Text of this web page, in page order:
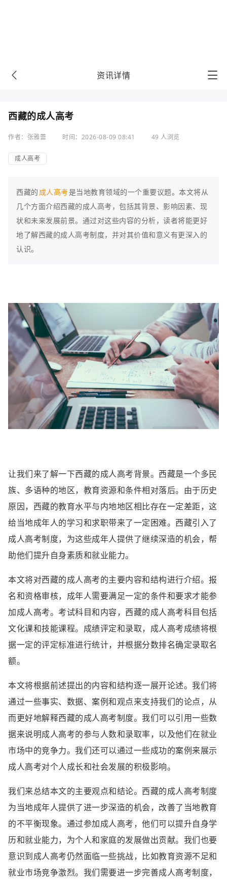
资讯详情
西藏的成人高考
作者：张雅蕾 时间：2026-08-09 08:41 49 人浏览
成人高考
西藏的 成人高考是当地教育领域的一个重要议题。本文将从
几个方面介绍西藏的成人高考，包括其背景、影响因素、现
状和未来发展前景。通过对这些内容的分析，读者将能更好
地了解西藏的成人高考制度，并对其价值和意义有更深入的
认识。
让我们来了解一下西藏的成人高考背景。西藏是一个多民
族、多语种的地区，教育资源和条件相对落后。由于历史
原因，西藏的教育水平与内地地区相比存在一定差距，这
给当地成年人的学习和求职带来了一定困难。西藏引入了
成人高考制度，为这些成年人提供了继续深造的机会，帮
助他们提升自身素质和就业能力。
本文将对西藏的成人高考的主要内容和结构进行介绍。报
名和资格审核，成年人需要满足一定的条件和要求才能参
加成人高考。考试科目和内容，西藏的成人高考科目包括
文化课和技能课程。成绩评定和录取，成人高考成绩将根
据一定的评定标准进行统计，并根据分数排名确定录取名
额。
本文将根据前述提出的内容和结构逐一展开论述。我们将
通过一些事实、数据、案例和观点来支持我们的论点，从
而更好地解释西藏的成人高考制度。我们可以引用一些数
据来说明成人高考的参与人数和录取率，以及他们在就业
市场中的竞争力。我们还可以通过一些成功的案例来展示
成人高考对个人成长和社会发展的积极影响。
我们来总结本文的主要观点和结论。西藏的成人高考制度
为当地成年人提供了进一步深造的机会，改善了当地教育
的不平衡现象。通过参加成人高考，他们可以提升自身学
历和就业能力，为个人和家庭的发展做出贡献。我们也要
意识到成人高考仍然面临一些挑战，比如教育资源不足和
就业市场竞争激烈。我们需要进一步完善成人高考制度，